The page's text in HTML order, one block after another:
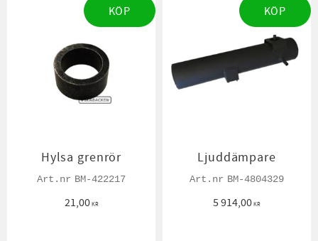
Hylsa grenrör
BM-422217
21,00KR
KÖP
Ljuddämpare
BM-4804329
5 914,00KR
KÖP